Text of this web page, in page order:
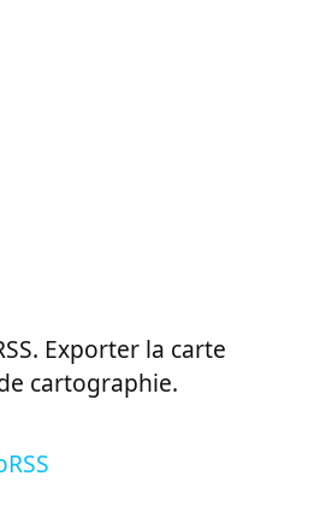
Exporter la carte
cartographie.